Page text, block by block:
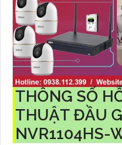
THÔNG SỐ
THUẬT ĐẦU
NVR1104HS-